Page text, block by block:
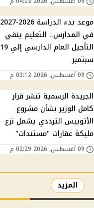
موعد بدء الدراسة 2026-2027
في المدارس.. التعليم ينفي
التأجيل العام الدارسي إلي 19
سبتمبر
09 أغسطس, 2026 03:12 م
الجريدة الرسمية تنشر قرار
كامل الوزير بشأن مشروع
الأتوبيس الترددي يشمل نزع
مليكة عقارات "مستندات"
09 أغسطس, 2026 02:29 م
المزيد